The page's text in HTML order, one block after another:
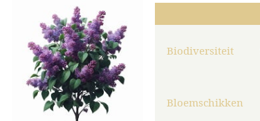
Biodiversiteit
Bloemschikken